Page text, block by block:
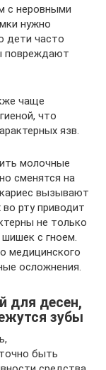
с неровными
нужно
дети часто
повреждают
чаще
что
язв.
молочные
сменятся на
вызывают
во рту приводит
не только
с гноем.
медицинского
осложнения.
для десен,
зубы
быть